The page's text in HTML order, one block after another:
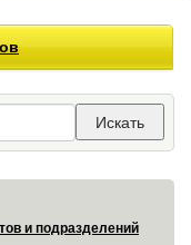
Искать
и подразделений